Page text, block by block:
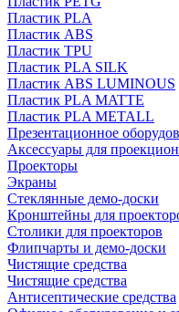
Пластик PLA
Пластик ABS
Пластик TPU
Пластик PLA SILK
Пластик ABS LUMINOUS
Пластик PLA MATTE
Пластик PLA METALL
Презентационное
Аксессуары для
Проекторы
Экраны
Стеклянные демо-доски
Кронштейны для
Столики для проекторов
Флипчарты и демо-доски
Чистящие средства
Чистящие средства
Антисептические средства